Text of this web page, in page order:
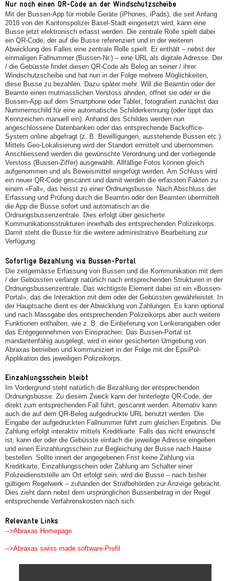
Nur noch einen QR-Code an der Windschutzscheibe
Mit der Bussen-App für mobile Geräte (iPhones, iPads), die seit Anfang
2018 von der Kantonspolizei Basel-Stadt eingesetzt wird, kann eine
Busse jetzt elektronisch erfasst werden. Die zentrale Rolle spielt dabei
ein QR-Code, der auf die Busse referenziert und in der weiteren
Abwicklung des Falles eine zentrale Rolle spielt. Er enthält – nebst der
einmaligen Fallnummer (Bussen-Nr.) – eine URL als digitale Adresse. Der
/ die Gebüsste findet diesen QR-Code als Beleg an seiner / ihrer
Windschutzscheibe und hat nun in der Folge mehrere Möglichkeiten,
diese Busse zu bezahlen. Dazu später mehr. Will die Beamtin oder der
Beamte einen mutmasslichen Verstoss ahnden, öffnet sie oder er die
Bussen-App auf dem Smartphone oder Tablet, fotografiert zunächst das
Nummernschild für eine automatische Schilderkennung (oder tippt das
Kennzeichen manuell ein). Anhand des Schildes werden nun
angeschlossene Datenbanken oder das entsprechende Backoffice-
System online abgefragt (z. B. Bewilligungen, ausstehende Bussen etc.).
Mittels Geo-Lokalisierung wird der Standort ermittelt und übernommen.
Anschliessend werden die gewünschte Verordnung und der vorliegende
Verstoss (Bussen-Ziffer) ausgewählt. Allfällige Fotos können gleich
aufgenommen und als Beweismittel eingefügt werden. Am Schluss wird
ein neuer QR-Code gescannt und damit werden die erfassten Fakten zu
einem «Fall», das heisst zu einer Ordnungsbusse. Nach Abschluss der
Erfassung und Prüfung durch die Beamtin oder den Beamten übermittelt
die App die Busse sofort und automatisch an die
Ordnungsbussenzentrale. Dies erfolgt über gesicherte
Kommunikationsstrukturen innerhalb des entsprechenden Polizeikorps.
Damit steht die Busse für die weitere administrative Bearbeitung zur
Verfügung.
Sofortige Bezahlung via Bussen-Portal
Die zeitgemässe Erfassung von Bussen und die Kommunikation mit dem
/ der Gebüssten verlangt natürlich nach entsprechenden Strukturen in der
Ordnungsbussenzentrale. Das wichtigste Element dabei ist ein «Bussen-
Portal», das die Interaktion mit dem oder der Gebüssten gewährleistet. In
der Hauptsache dient es der Abwicklung von Zahlungen. Es kann optional
und nach Massgabe des entsprechenden Polizeikorps aber auch weitere
Funktionen enthalten, wie z. B. die Einlieferung von Lenkerangaben oder
das Entgegennehmen von Einsprachen. Das Bussen-Portal ist
mandantenfähig ausgelegt, wird in einer gesicherten Umgebung von
Abraxas betrieben und kommuniziert in der Folge mit der EpsiPol-
Applikation des jeweiligen Polizeikorps.
Einzahlungsschein bleibt
Im Vordergrund steht natürlich die Bezahlung der entsprechenden
Ordnungsbusse. Zu diesem Zweck kann der hinterlegte QR-Code, der
direkt zum entsprechenden Fall führt, gescannt werden. Alternativ kann
auch die auf dem QR-Beleg aufgedruckte URL benutzt werden. Die
Eingabe der aufgedruckten Fallnummer führt zum gleichen Ergebnis. Die
Zahlung erfolgt interaktiv mittels Kreditkarte. Falls das nicht erwünscht
ist, kann der oder die Gebüsste einfach die jeweilige Adresse eingeben
und einen Einzahlungsschein zur Begleichung der Busse nach Hause
bestellen. Sollte innert der angegebenen Frist keine Zahlung via
Kreditkarte, Einzahlungsschein oder Zahlung am Schalter einer
Polizeidienststelle am Ort erfolgt sein, wird die Busse – nach bisher
gültigem Regelwerk – zuhanden der Strafbehörden zur Anzeige gebracht.
Dies zieht dann nebst dem ursprünglichen Bussenbetrag in der Regel
entsprechende Verfahrenskosten nach sich.
Relevante Links
-->Abraxas Homepage
-->Abraxas swiss made software-Profil